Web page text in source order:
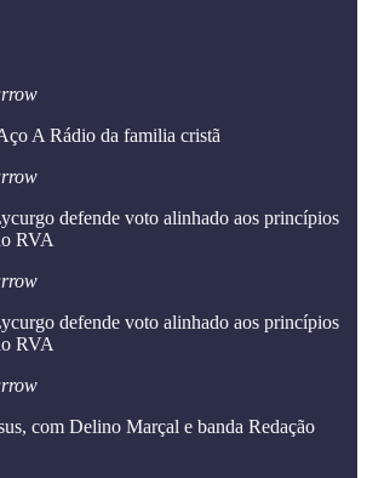
A Rádio da familia cristã
defende voto alinhado aos princípios
RVA
defende voto alinhado aos princípios
RVA
com Delino Marçal e banda Redação